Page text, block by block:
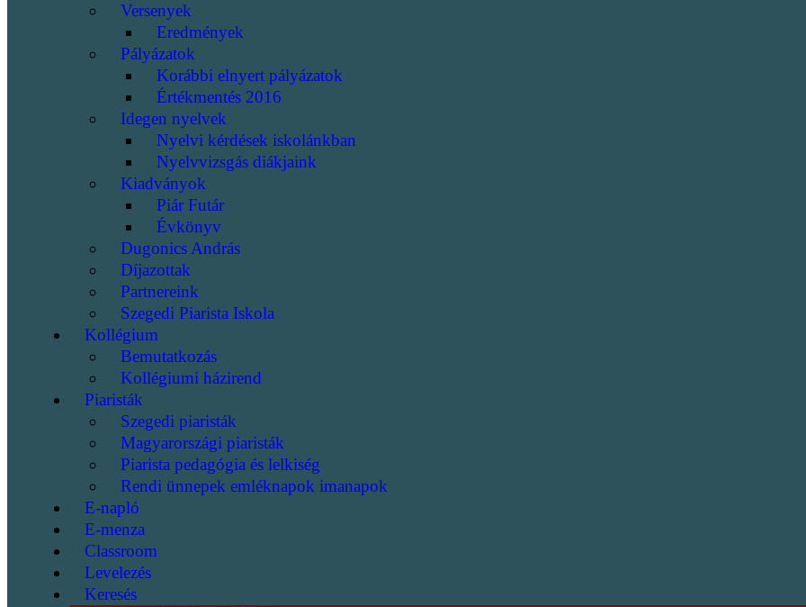
Versenyek
Eredmények
Pályázatok
Korábbi elnyert pályázatok
Értékmentés 2016
Idegen nyelvek
Nyelvi kérdések iskolánkban
Nyelvvizsgás diákjaink
Kiadványok
Piár Futár
Évkönyv
Dugonics András
Díjazottak
Partnereink
Szegedi Piarista Iskola
Kollégium
Bemutatkozás
Kollégiumi házirend
Piaristák
Szegedi piaristák
Magyarországi piaristák
Piarista pedagógia és lelkiség
Rendi ünnepek emléknapok imanapok
E-napló
E-menza
Classroom
Levelezés
Keresés